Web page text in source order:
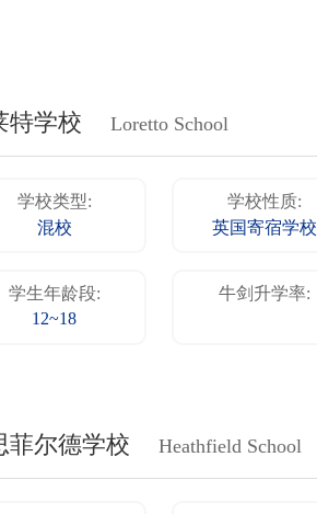
特学校 Loretto School
学校类型:
混校
学校性质:
英国寄宿学校
学生年龄段:
12~18
牛剑升学率:
菲尔德学校 Heathfield School